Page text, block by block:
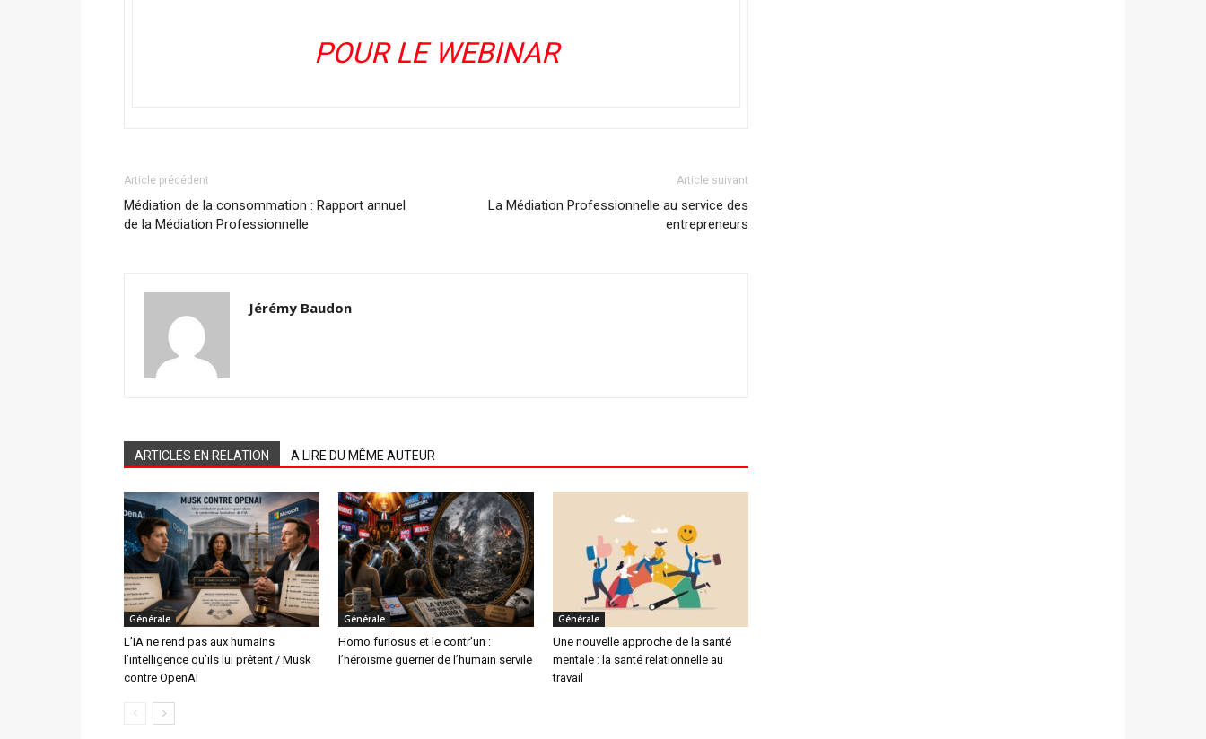
POUR LE WEBINAR
Article précédent
Médiation de la consommation : Rapport annuel
de la Médiation Professionnelle
Article suivant
La Médiation Professionnelle au service des
entrepreneurs
Jérémy Baudon
ARTICLES EN RELATION A LIRE DU MÊME AUTEUR
Générale
L’IA ne rend pas aux humains
l’intelligence qu’ils lui prêtent / Musk
contre OpenAI
Générale
Homo furiosus et le contr’un :
l’héroïsme guerrier de l’humain servile
Générale
Une nouvelle approche de la santé
mentale : la santé relationnelle au
travail